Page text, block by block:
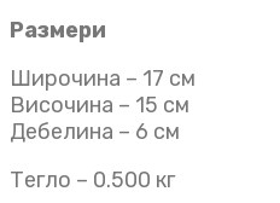
Размери
Широчина – 17 см
Височина – 15 см
Дебелина – 6 см
Тегло – 0.500 кг